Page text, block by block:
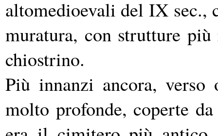
altomedioevali del IX sec.,
muratura, con strutture
chiostrino.
Più innanzi ancora, verso
molto profonde, coperte